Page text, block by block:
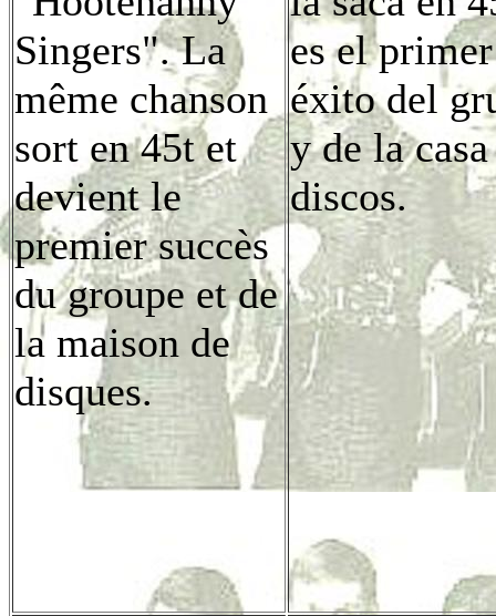
Singers". La
même chanson
sort en 45t et
devient le
premier succès
du groupe et de
la maison de
disques.
es el primer
éxito del
y de la
discos.